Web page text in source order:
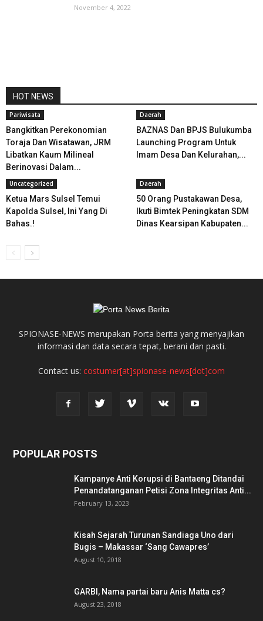
November 4, 2022
HOT NEWS
Pariwisata
Bangkitkan Perekonomian
Toraja Dan Wisatawan, JRM
Libatkan Kaum Milineal
Berinovasi Dalam...
Daerah
BAZNAS Dan BPJS Bulukumba
Launching Program Untuk
Imam Desa Dan Kelurahan,...
Uncategorized
Ketua Mars Sulsel Temui
Kapolda Sulsel, Ini Yang Di
Bahas.!
Daerah
50 Orang Pustakawan Desa,
Ikuti Bimtek Peningkatan SDM
Dinas Kearsipan Kabupaten...
SPIONASE-NEWS merupakan Porta berita yang menyajikan
informasi dan data secara tepat, berani dan pasti.
Contact us: costumer[at]spionase-news[dot]com
POPULAR POSTS
Kampanye Anti Korupsi di Bantaeng Ditandai
Penandatanganan Petisi Zona Integritas Anti...
February 13, 2023
Kisah Sejarah Turunan Sandiaga Uno dari
Bugis – Makassar ‘Sang Cawapres’
August 10, 2018
GARBI, Nama partai baru Anis Matta cs?
August 23, 2018